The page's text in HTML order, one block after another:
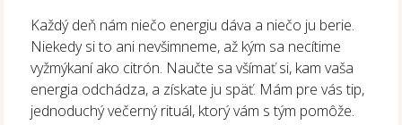
Každý deň nám niečo energiu dáva a niečo ju berie.
Niekedy si to ani nevšimneme, až kým sa necítime
vyžmýkaní ako citrón. Naučte sa všímať si, kam vaša
energia odchádza, a získate ju späť. Mám pre vás tip,
jednoduchý večerný rituál, ktorý vám s tým pomôže.